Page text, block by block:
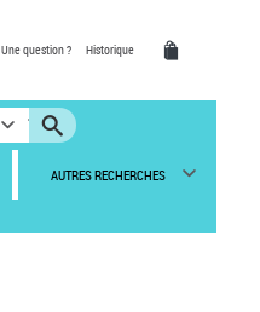
Une question ? Historique
AUTRES RECHERCHES